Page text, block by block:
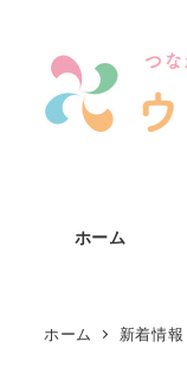
ホーム
ホーム 新着情報